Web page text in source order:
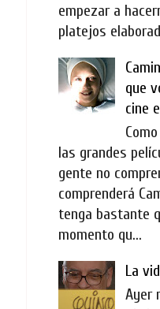
empezar a
platejos
que
cine
las grandes
gente no
comprenderá
tenga bastante
momento qu...
La
Ayer